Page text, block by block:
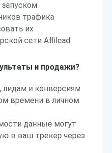
трафика
их
сети Affilead.
и продажи?
лидам и конверсиям
времени в личном
данные могут
в ваш трекер через